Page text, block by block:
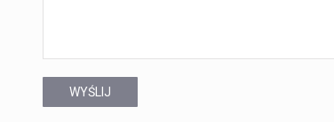
WYŚLIJ